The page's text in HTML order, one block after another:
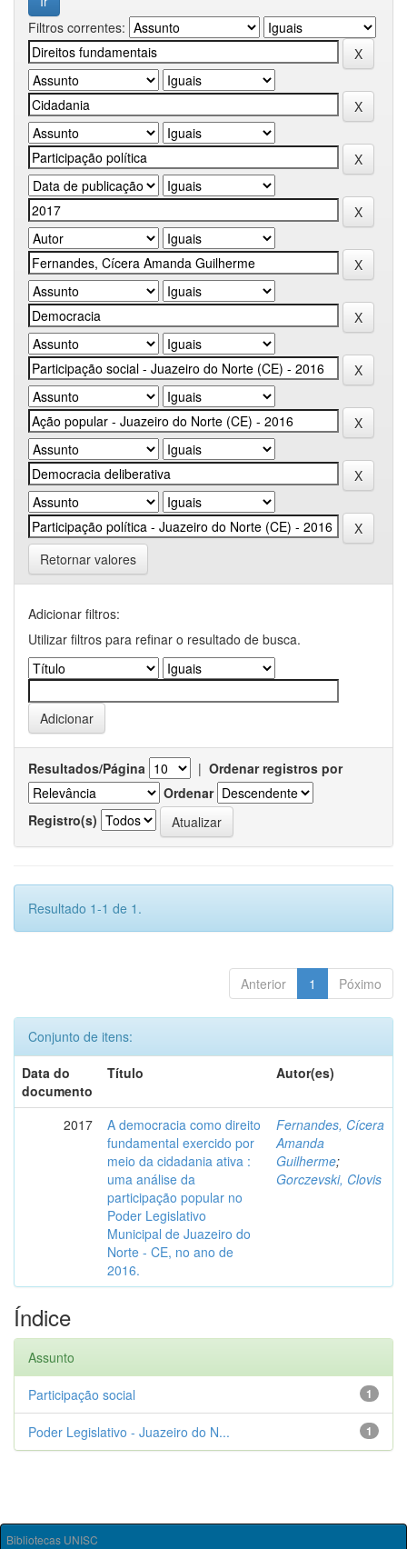
Filtros correntes:
Retornar valores
Adicionar filtros:
Utilizar filtros para refinar o resultado de busca.
Resultados/Página | Ordenar registros por
Ordenar
Registro(s)
Resultado 1-1 de 1.
Anterior 1 Póximo
Conjunto de itens:
Data do
documento
Título Autor(es)
2017
A democracia como direito
fundamental exercido por
meio da cidadania ativa :
uma análise da
participação popular no
Poder Legislativo
Municipal de Juazeiro do
Norte - CE, no ano de
2016.
Fernandes, Cícera
Amanda
Guilherme;
Gorczevski, Clovis
Índice
Assunto
1
Participação social
1
Poder Legislativo - Juazeiro do N...
Bibliotecas UNISC